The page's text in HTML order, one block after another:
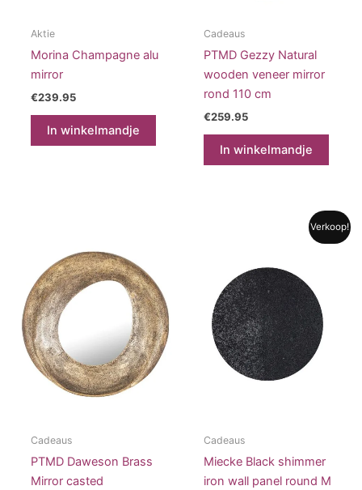
Aktie
Morina Champagne alu
mirror
€239.95
In winkelmandje
Cadeaus
PTMD Gezzy Natural
wooden veneer mirror
rond 110 cm
€259.95
In winkelmandje
Cadeaus
PTMD Daweson Brass
Mirror casted
Verkoop!
Cadeaus
Miecke Black shimmer
iron wall panel round M